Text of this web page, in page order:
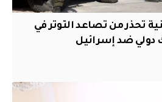
تحذر من تصاعد التوتر في
دولي ضد إسرائيل